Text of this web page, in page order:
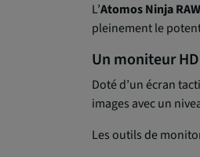
L’AtomosNinja RAW
pleinement le
Un moniteur
Doté d’un écran
images avec un
Les outils de